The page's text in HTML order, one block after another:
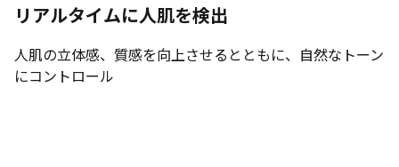
リアルタイムに人肌を検出
人肌の立体感、質感を向上させるとともに、自然なトーン
にコントロール